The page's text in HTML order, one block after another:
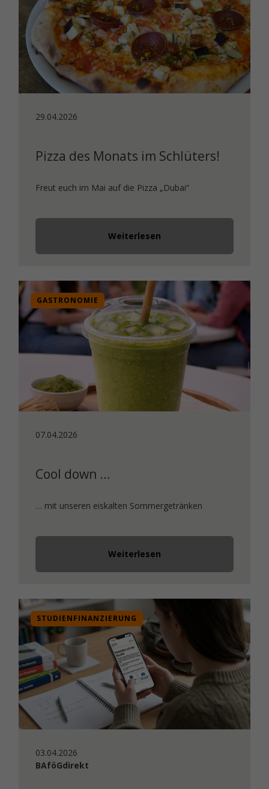
29.04.2026
Pizza des Monats im Schlüters!
Freut euch im Mai auf die Pizza „Dubai“
Weiterlesen
GASTRONOMIE
07.04.2026
Cool down …
… mit unseren eiskalten Sommergetränken
Weiterlesen
STUDIENFINANZIERUNG
03.04.2026
BAföGdirekt